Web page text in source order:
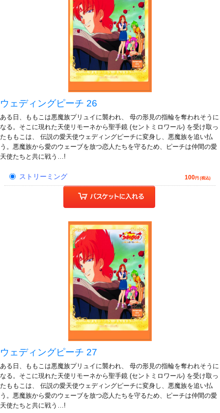
ウェディングピーチ 26
ある日、ももこは悪魔族プリュイに襲われ、 母の形見の指輪を奪われそうに
なる。そこに現れた天使リモーネから聖手鏡 (セントミロワール) を受け取っ
たももこは、 伝説の愛天使ウェディングピーチに変身し、悪魔族を追い払
う。悪魔族から愛のウェーブを放つ恋人たちを守るため、ピーチは仲間の愛
天使たちと共に戦う…!
ストリーミング 100円 (税込)
ウェディングピーチ 27
ある日、ももこは悪魔族プリュイに襲われ、 母の形見の指輪を奪われそうに
なる。そこに現れた天使リモーネから聖手鏡 (セントミロワール) を受け取っ
たももこは、 伝説の愛天使ウェディングピーチに変身し、悪魔族を追い払
う。悪魔族から愛のウェーブを放つ恋人たちを守るため、ピーチは仲間の愛
天使たちと共に戦う…!